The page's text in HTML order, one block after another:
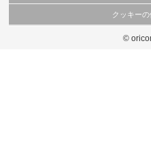
これらの情報を権利者の許可なく無断転
当サイトに掲載している内容はすべてサ
弊社の見解・ 意見ではないことをご理解い
クッキー
このサイトでは Cookie を使用して、ユー
©